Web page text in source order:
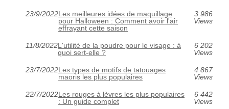
23/9/2022Les meilleures idées de maquillage
pour Halloween : Comment avoir l'air
effrayant cette saison
3 986
Views
11/8/2022L'utilité de la poudre pour le visage : à
quoi sert-elle ?
6 202
Views
23/7/2022Les types de motifs de tatouages
maoris les plus populaires
4 867
Views
22/7/2022Les rouges à lèvres les plus populaires
: Un guide complet
6 442
Views